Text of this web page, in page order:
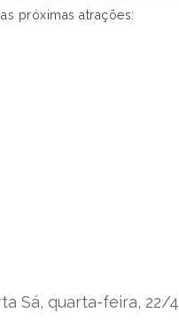
próximas atrações:
Sá, quarta-feira, 22/4